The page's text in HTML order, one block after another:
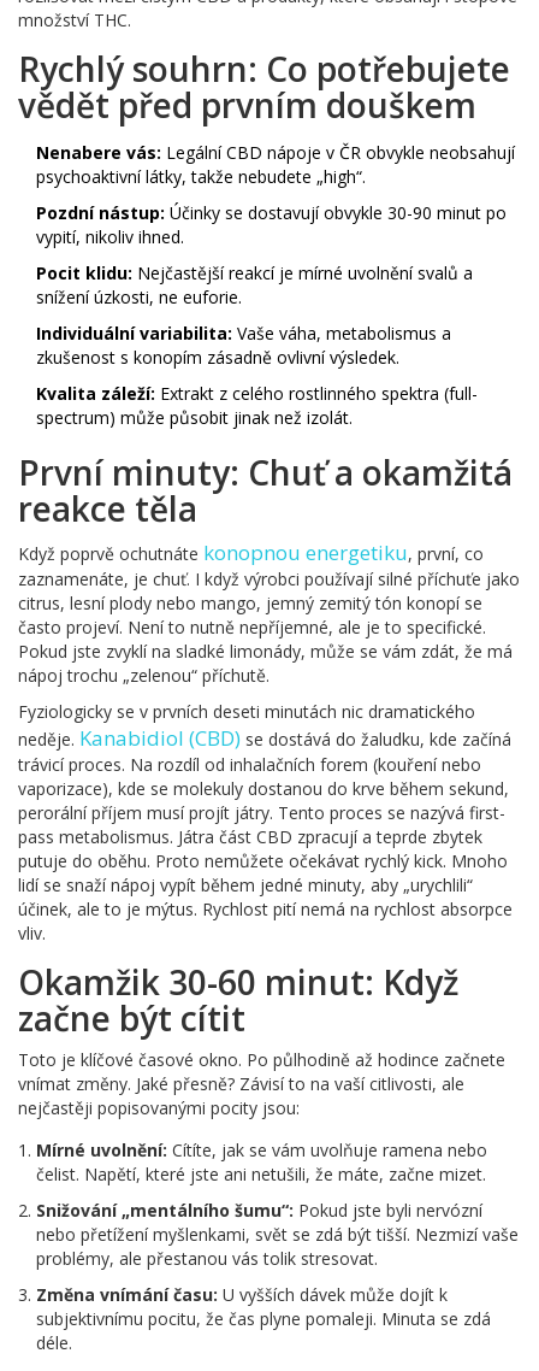
množství THC.
Rychlý souhrn: Co potřebujete
vědět před prvním douškem
Nenabere vás: Legální CBD nápoje v ČR obvykle neobsahují
psychoaktivní látky, takže nebudete „high“.
Pozdní nástup: Účinky se dostavují obvykle 30-90 minut po
vypití, nikoliv ihned.
Pocit klidu: Nejčastější reakcí je mírné uvolnění svalů a
snížení úzkosti, ne euforie.
Individuální variabilita: Vaše váha, metabolismus a
zkušenost s konopím zásadně ovlivní výsledek.
Kvalita záleží: Extrakt z celého rostlinného spektra (full-
spectrum) může působit jinak než izolát.
První minuty: Chuť a okamžitá
reakce těla
Když poprvě ochutnáte konopnou energetiku, první, co
zaznamenáte, je chuť. I když výrobci používají silné příchuťe jako
citrus, lesní plody nebo mango, jemný zemitý tón konopí se
často projeví. Není to nutně nepříjemné, ale je to specifické.
Pokud jste zvyklí na sladké limonády, může se vám zdát, že má
nápoj trochu „zelenou“ příchutě.
Fyziologicky se v prvních deseti minutách nic dramatického
neděje. Kanabidiol (CBD) se dostává do žaludku, kde začíná
trávicí proces. Na rozdíl od inhalačních forem (kouření nebo
vaporizace), kde se molekuly dostanou do krve během sekund,
perorální příjem musí projít játry. Tento proces se nazývá first-
pass metabolismus. Játra část CBD zpracují a teprde zbytek
putuje do oběhu. Proto nemůžete očekávat rychlý kick. Mnoho
lidí se snaží nápoj vypít během jedné minuty, aby „urychlili“
účinek, ale to je mýtus. Rychlost pití nemá na rychlost absorpce
vliv.
Okamžik 30-60 minut: Když
začne být cítit
Toto je klíčové časové okno. Po půlhodině až hodince začnete
vnímat změny. Jaké přesně? Závisí to na vaší citlivosti, ale
nejčastěji popisovanými pocity jsou:
Mírné uvolnění: Cítíte, jak se vám uvolňuje ramena nebo
čelist. Napětí, které jste ani netušili, že máte, začne mizet.
Snižování „mentálního šumu“: Pokud jste byli nervózní
nebo přetížení myšlenkami, svět se zdá být tišší. Nezmizí vaše
problémy, ale přestanou vás tolik stresovat.
Změna vnímání času: U vyšších dávek může dojít k
subjektivnímu pocitu, že čas plyne pomaleji. Minuta se zdá
déle.